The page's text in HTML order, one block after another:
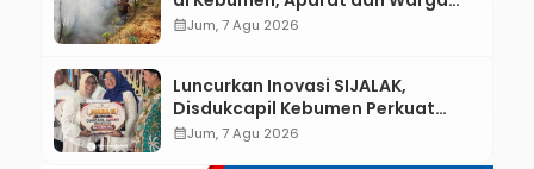
Padamkan Api Secara Manual
calendar_monthJum, 7 Agu 2026
Luncurkan Inovasi SIJALAK,
Disdukcapil Kebumen Perkuat
Jejaring Literasi Adminduk hingga
calendar_monthJum, 7 Agu 2026